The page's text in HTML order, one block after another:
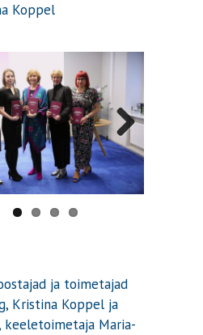
Koppel
Next
ja toimetajad
Kristina Koppel ja
keeletoimetaja Maria-